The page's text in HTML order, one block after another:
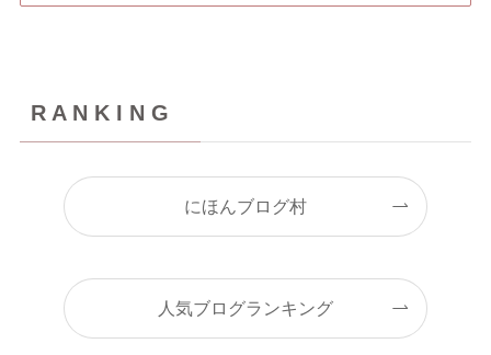
R A N K I N G
にほんブログ村
人気ブログランキング